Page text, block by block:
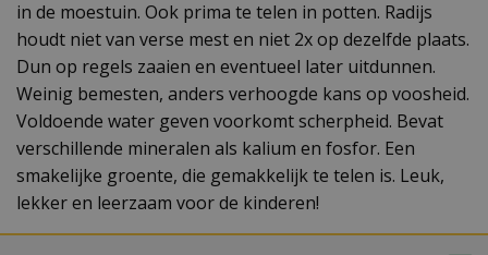
in de moestuin. Ook prima te telen in potten. Radijs
houdt niet van verse mest en niet 2x op dezelfde plaats.
Dun op regels zaaien en eventueel later uitdunnen.
Weinig bemesten, anders verhoogde kans op voosheid.
Voldoende water geven voorkomt scherpheid. Bevat
verschillende mineralen als kalium en fosfor. Een
smakelijke groente, die gemakkelijk te telen is. Leuk,
lekker en leerzaam voor de kinderen!